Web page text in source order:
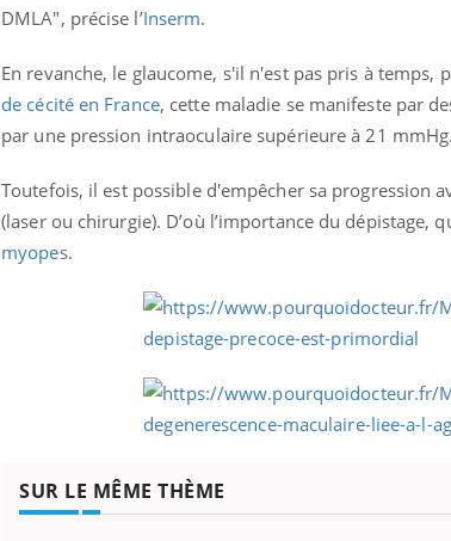
DMLA", précise l’Inserm.
En revanche, le glaucome, s'il n'est pas pris à temps,
de cécité en France, cette maladie se manifeste par
par une pression intraoculaire supérieure à 21 mmHg.
Toutefois, il est possible d'empêcher sa progression
(laser ou chirurgie). D’où l’importance du
myopes.
SUR LE MÊME THÈME